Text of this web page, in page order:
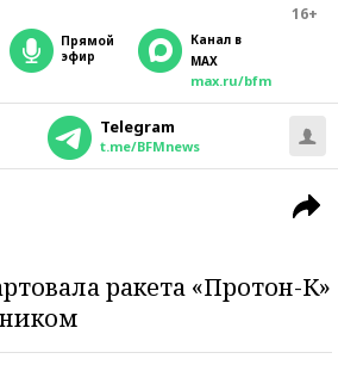
16+
прямой
эфир
Канал в
MAX
max.ru/bfm
Telegram
t.me/BFMnews
ракета «Протон-К»